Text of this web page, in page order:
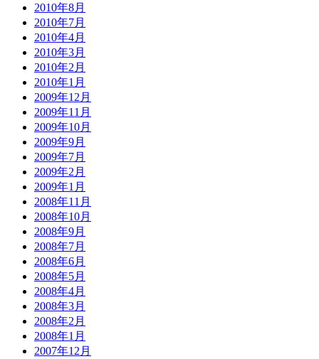
2010年8月
2010年7月
2010年4月
2010年3月
2010年2月
2010年1月
2009年12月
2009年11月
2009年10月
2009年9月
2009年7月
2009年2月
2009年1月
2008年11月
2008年10月
2008年9月
2008年7月
2008年6月
2008年5月
2008年4月
2008年3月
2008年2月
2008年1月
2007年12月